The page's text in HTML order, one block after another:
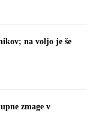
na voljo je še
zmage v